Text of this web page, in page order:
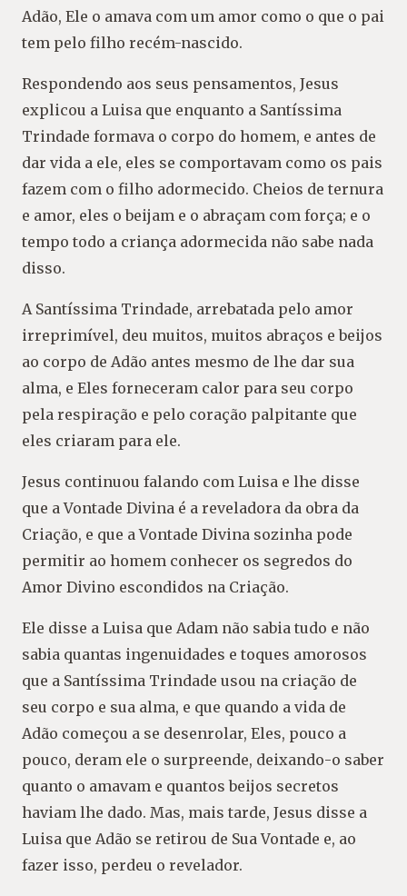
Adão, Ele o amava com um amor como o que o pai
tem pelo filho recém-nascido.
Respondendo aos seus pensamentos, Jesus
explicou a Luisa que enquanto a Santíssima
Trindade formava o corpo do homem, e antes de
dar vida a ele, eles se comportavam como os pais
fazem com o filho adormecido. Cheios de ternura
e amor, eles o beijam e o abraçam com força; e o
tempo todo a criança adormecida não sabe nada
disso.
A Santíssima Trindade, arrebatada pelo amor
irreprimível, deu muitos, muitos abraços e beijos
ao corpo de Adão antes mesmo de lhe dar sua
alma, e Eles forneceram calor para seu corpo
pela respiração e pelo coração palpitante que
eles criaram para ele.
Jesus continuou falando com Luisa e lhe disse
que a Vontade Divina é a reveladora da obra da
Criação, e que a Vontade Divina sozinha pode
permitir ao homem conhecer os segredos do
Amor Divino escondidos na Criação.
Ele disse a Luisa que Adam não sabia tudo e não
sabia quantas ingenuidades e toques amorosos
que a Santíssima Trindade usou na criação de
seu corpo e sua alma, e que quando a vida de
Adão começou a se desenrolar, Eles, pouco a
pouco, deram ele o surpreende, deixando-o saber
quanto o amavam e quantos beijos secretos
haviam lhe dado. Mas, mais tarde, Jesus disse a
Luisa que Adão se retirou de Sua Vontade e, ao
fazer isso, perdeu o revelador.